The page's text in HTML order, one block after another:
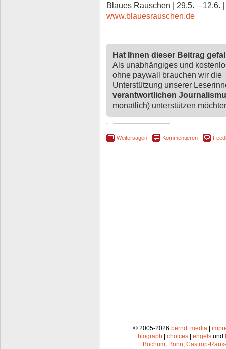
Blaues Rauschen | 29.5. – 12.6.
www.blauesrauschen.de
Hat Ihnen dieser Beitrag
Als unabhängiges und
ohne paywall brauchen wir die
Unterstützung unserer
verantwortlichen
monatlich) unterstützen
Weitersagen Kommentieren
© 2005-2026 berndt media|
biograph
choices engels und
Bochum, Bonn, Castrop-